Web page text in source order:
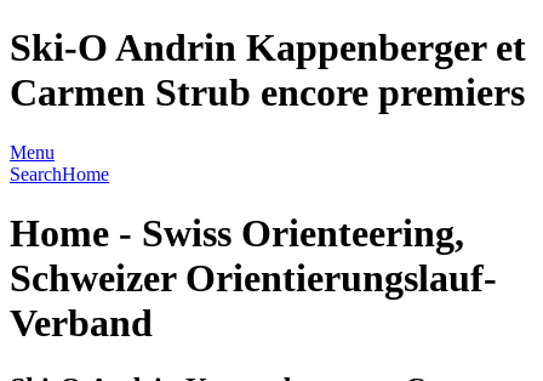
Ski-O Andrin Kappenberger et
Carmen Strub encore premiers
Menu
SearchHome
Home - Swiss Orienteering,
Schweizer Orientierungslauf-
Verband